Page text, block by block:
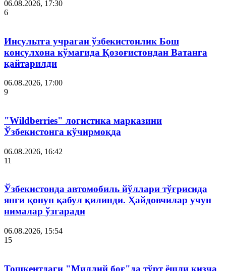
06.08.2026, 17:30
6
Инсультга учраган ўзбекистонлик Бош
консулхона кўмагида Қозоғистондан Ватанга
қайтарилди
06.08.2026, 17:00
9
"Wildberries" логистика марказини
Ўзбекистонга кўчирмоқда
06.08.2026, 16:42
11
Ўзбекистонда автомобиль йўллари тўғрисида
янги қонун қабул қилинди. Ҳайдовчилар учун
нималар ўзгаради
06.08.2026, 15:54
15
Тошкентдаги "Миллий боғ"да тўрт ёшли қизча